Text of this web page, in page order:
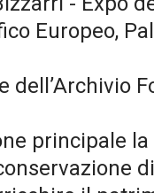
Europeo,
principale